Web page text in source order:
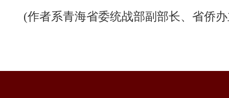
(作者系青海省委统战部副部长、省侨办